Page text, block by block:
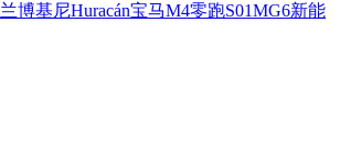
兰博基尼Huracán宝马M4零跑S01MG6新能